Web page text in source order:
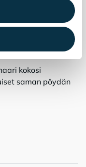
kokosi
saman pöydän